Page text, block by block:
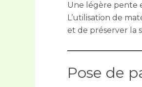
Une légère pente
L’utilisation de
et de préserver la
Pose de